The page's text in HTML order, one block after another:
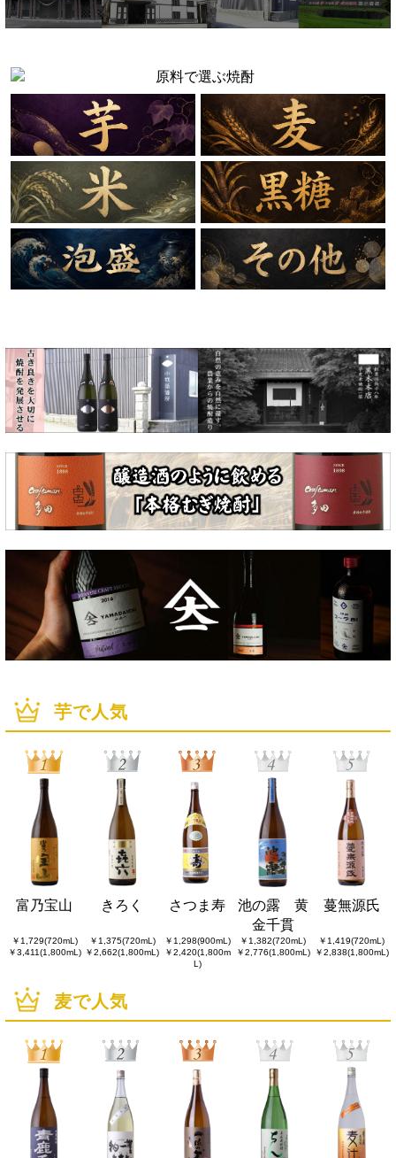
芋で人気
富乃宝山 きろく さつま寿
池の露 黄
金千貫
蔓無源氏
￥1,729(720mL)
￥3,411(1,800mL)
￥1,375(720mL)
￥2,662(1,800mL)
￥1,298(900mL)
￥2,420(1,800m
L)
￥1,382(720mL)
￥2,776(1,800mL)
￥1,419(720mL)
￥2,838(1,800mL)
麦で人気